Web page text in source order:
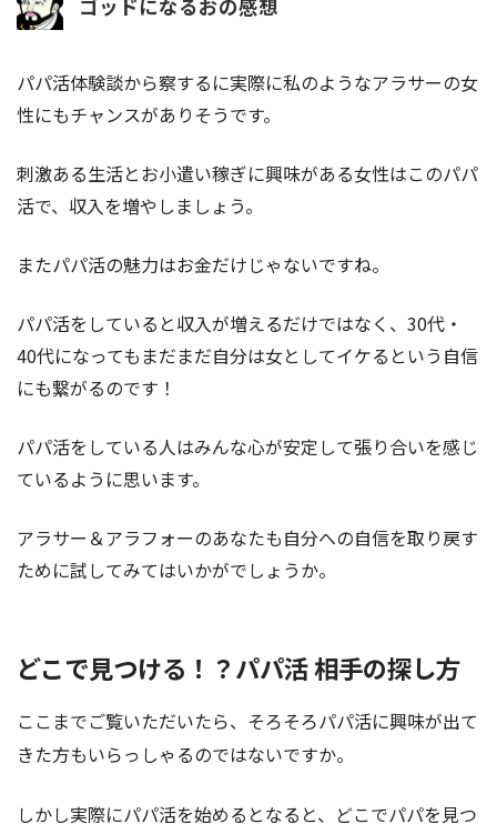
ゴッドになるおの感想
パパ活体験談から察するに実際に私のようなアラサーの女
性にもチャンスがありそうです。
刺激ある生活とお小遣い稼ぎに興味がある女性はこのパパ
活で、収入を増やしましょう。
またパパ活の魅力はお金だけじゃないですね。
パパ活をしていると収入が増えるだけではなく、30代・
40代になってもまだまだ自分は女としてイケるという自信
にも繋がるのです！
パパ活をしている人はみんな心が安定して張り合いを感じ
ているように思います。
アラサー＆アラフォーのあなたも自分への自信を取り戻す
ために試してみてはいかがでしょうか。
どこで見つける！？パパ活 相手の探し方
ここまでご覧いただいたら、そろそろパパ活に興味が出て
きた方もいらっしゃるのではないですか。
しかし実際にパパ活を始めるとなると、どこでパパを見つ